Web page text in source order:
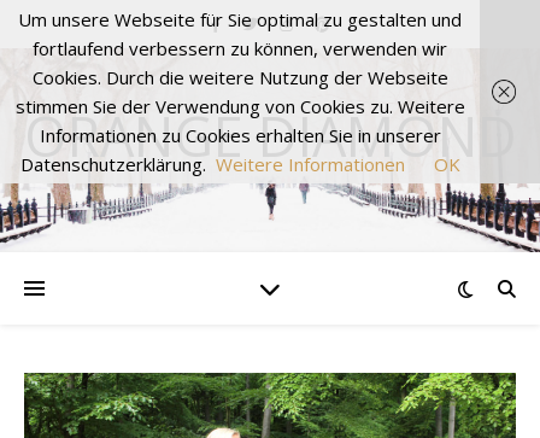
ORANGE DIAMOND
Um unsere Webseite für Sie optimal zu gestalten und
fortlaufend verbessern zu können, verwenden wir
Cookies. Durch die weitere Nutzung der Webseite
stimmen Sie der Verwendung von Cookies zu. Weitere
Informationen zu Cookies erhalten Sie in unserer
Datenschutzerklärung. Weitere Informationen OK